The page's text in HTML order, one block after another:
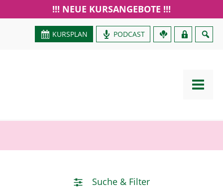
!!! NEUE KURSANGEBOTE !!!
KURSPLAN PODCAST GUTSCHEIN
Suche & Filter